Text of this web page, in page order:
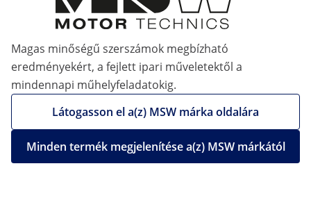
Magas minőségű szerszámok megbízható
eredményekért, a fejlett ipari műveletektől a
mindennapi műhelyfeladatokig.
Látogasson el a(z) MSW márka oldalára
Minden termék megjelenítése a(z) MSW márkától